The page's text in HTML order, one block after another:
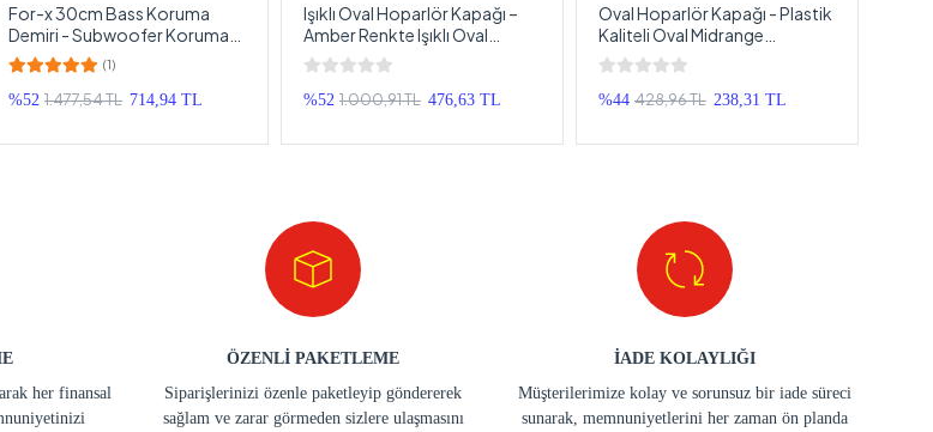
For-x 30cm Bass Koruma
Demiri - Subwoofer Koruma
Kapağı 30cm - 1 Adet
(1)
%52 1.477,54 TL 714,94 TL
Işıklı Oval Hoparlör Kapağı –
Amber Renkte Işıklı Oval
Midrange Kapak – 1 Takım
%52 1.000,91 TL 476,63 TL
Oval Hoparlör Kapağı - Plastik
Kaliteli Oval Midrange
Hoparlör Kapak - 2 Adet
%44 428,96 TL 238,31 TL
her finansal
ÖZENLİ PAKETLEME
Siparişlerinizi özenle paketleyip göndererek
sağlam ve zarar görmeden sizlere ulaşmasını
İADE KOLAYLIĞI
Müşterilerimize kolay ve sorunsuz bir iade süreci
sunarak, memnuniyetlerini her zaman ön planda